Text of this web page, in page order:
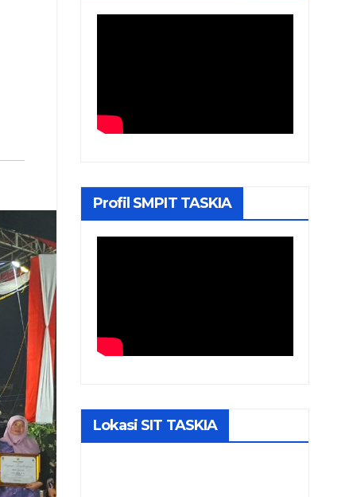
Profil SMPIT TASKIA
Lokasi SIT TASKIA